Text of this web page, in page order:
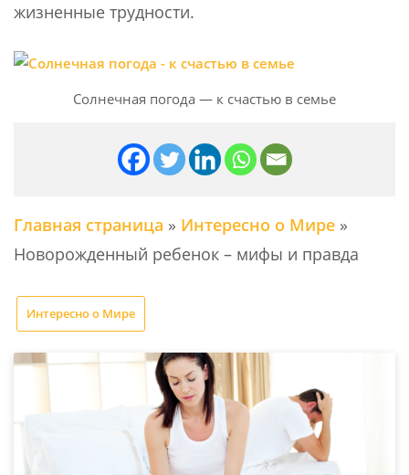
жизненные трудности.
Солнечная погода — к счастью в семье
Главная страница » Интересно о Мире »
Новорожденный ребенок – мифы и правда
Интересно о Мире